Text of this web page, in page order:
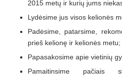
2015 metų ir kurių jums
Lydėsime jus visos kelionės
Padėsime, patarsime,
prieš kelionę ir kelionės metu;
Papasakosime apie vietinių
Pamaitinsime pačiais